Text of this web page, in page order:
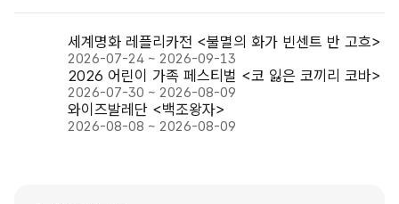
릴
이
켓
세계명화 레플리카전 <불멸의 화가 빈센트 반 고흐>
2026-07-24 ~ 2026-09-13
2026 어린이 가족 페스티벌 <코 잃은 코끼리 코바>
2026-07-30 ~ 2026-08-09
와이즈발레단 <백조왕자>
2026-08-08 ~ 2026-08-09